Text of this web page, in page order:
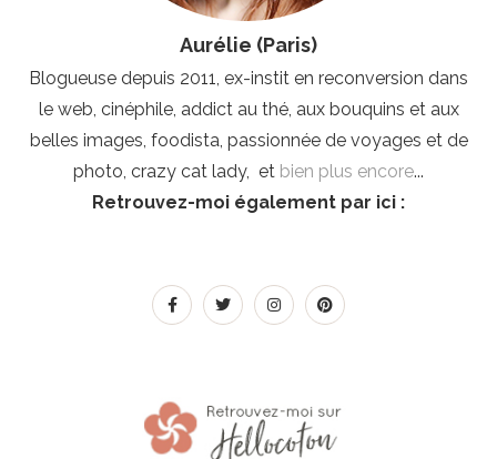
Aurélie (Paris)
Blogueuse depuis 2011, ex-instit en reconversion dans
le web, cinéphile, addict au thé, aux bouquins et aux
belles images, foodista, passionnée de voyages et de
photo, crazy cat lady, et bien plus encore...
Retrouvez-moi également par ici :